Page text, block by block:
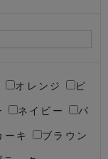
オレンジ ピ
ネイビー パ
ーキ ブラウン